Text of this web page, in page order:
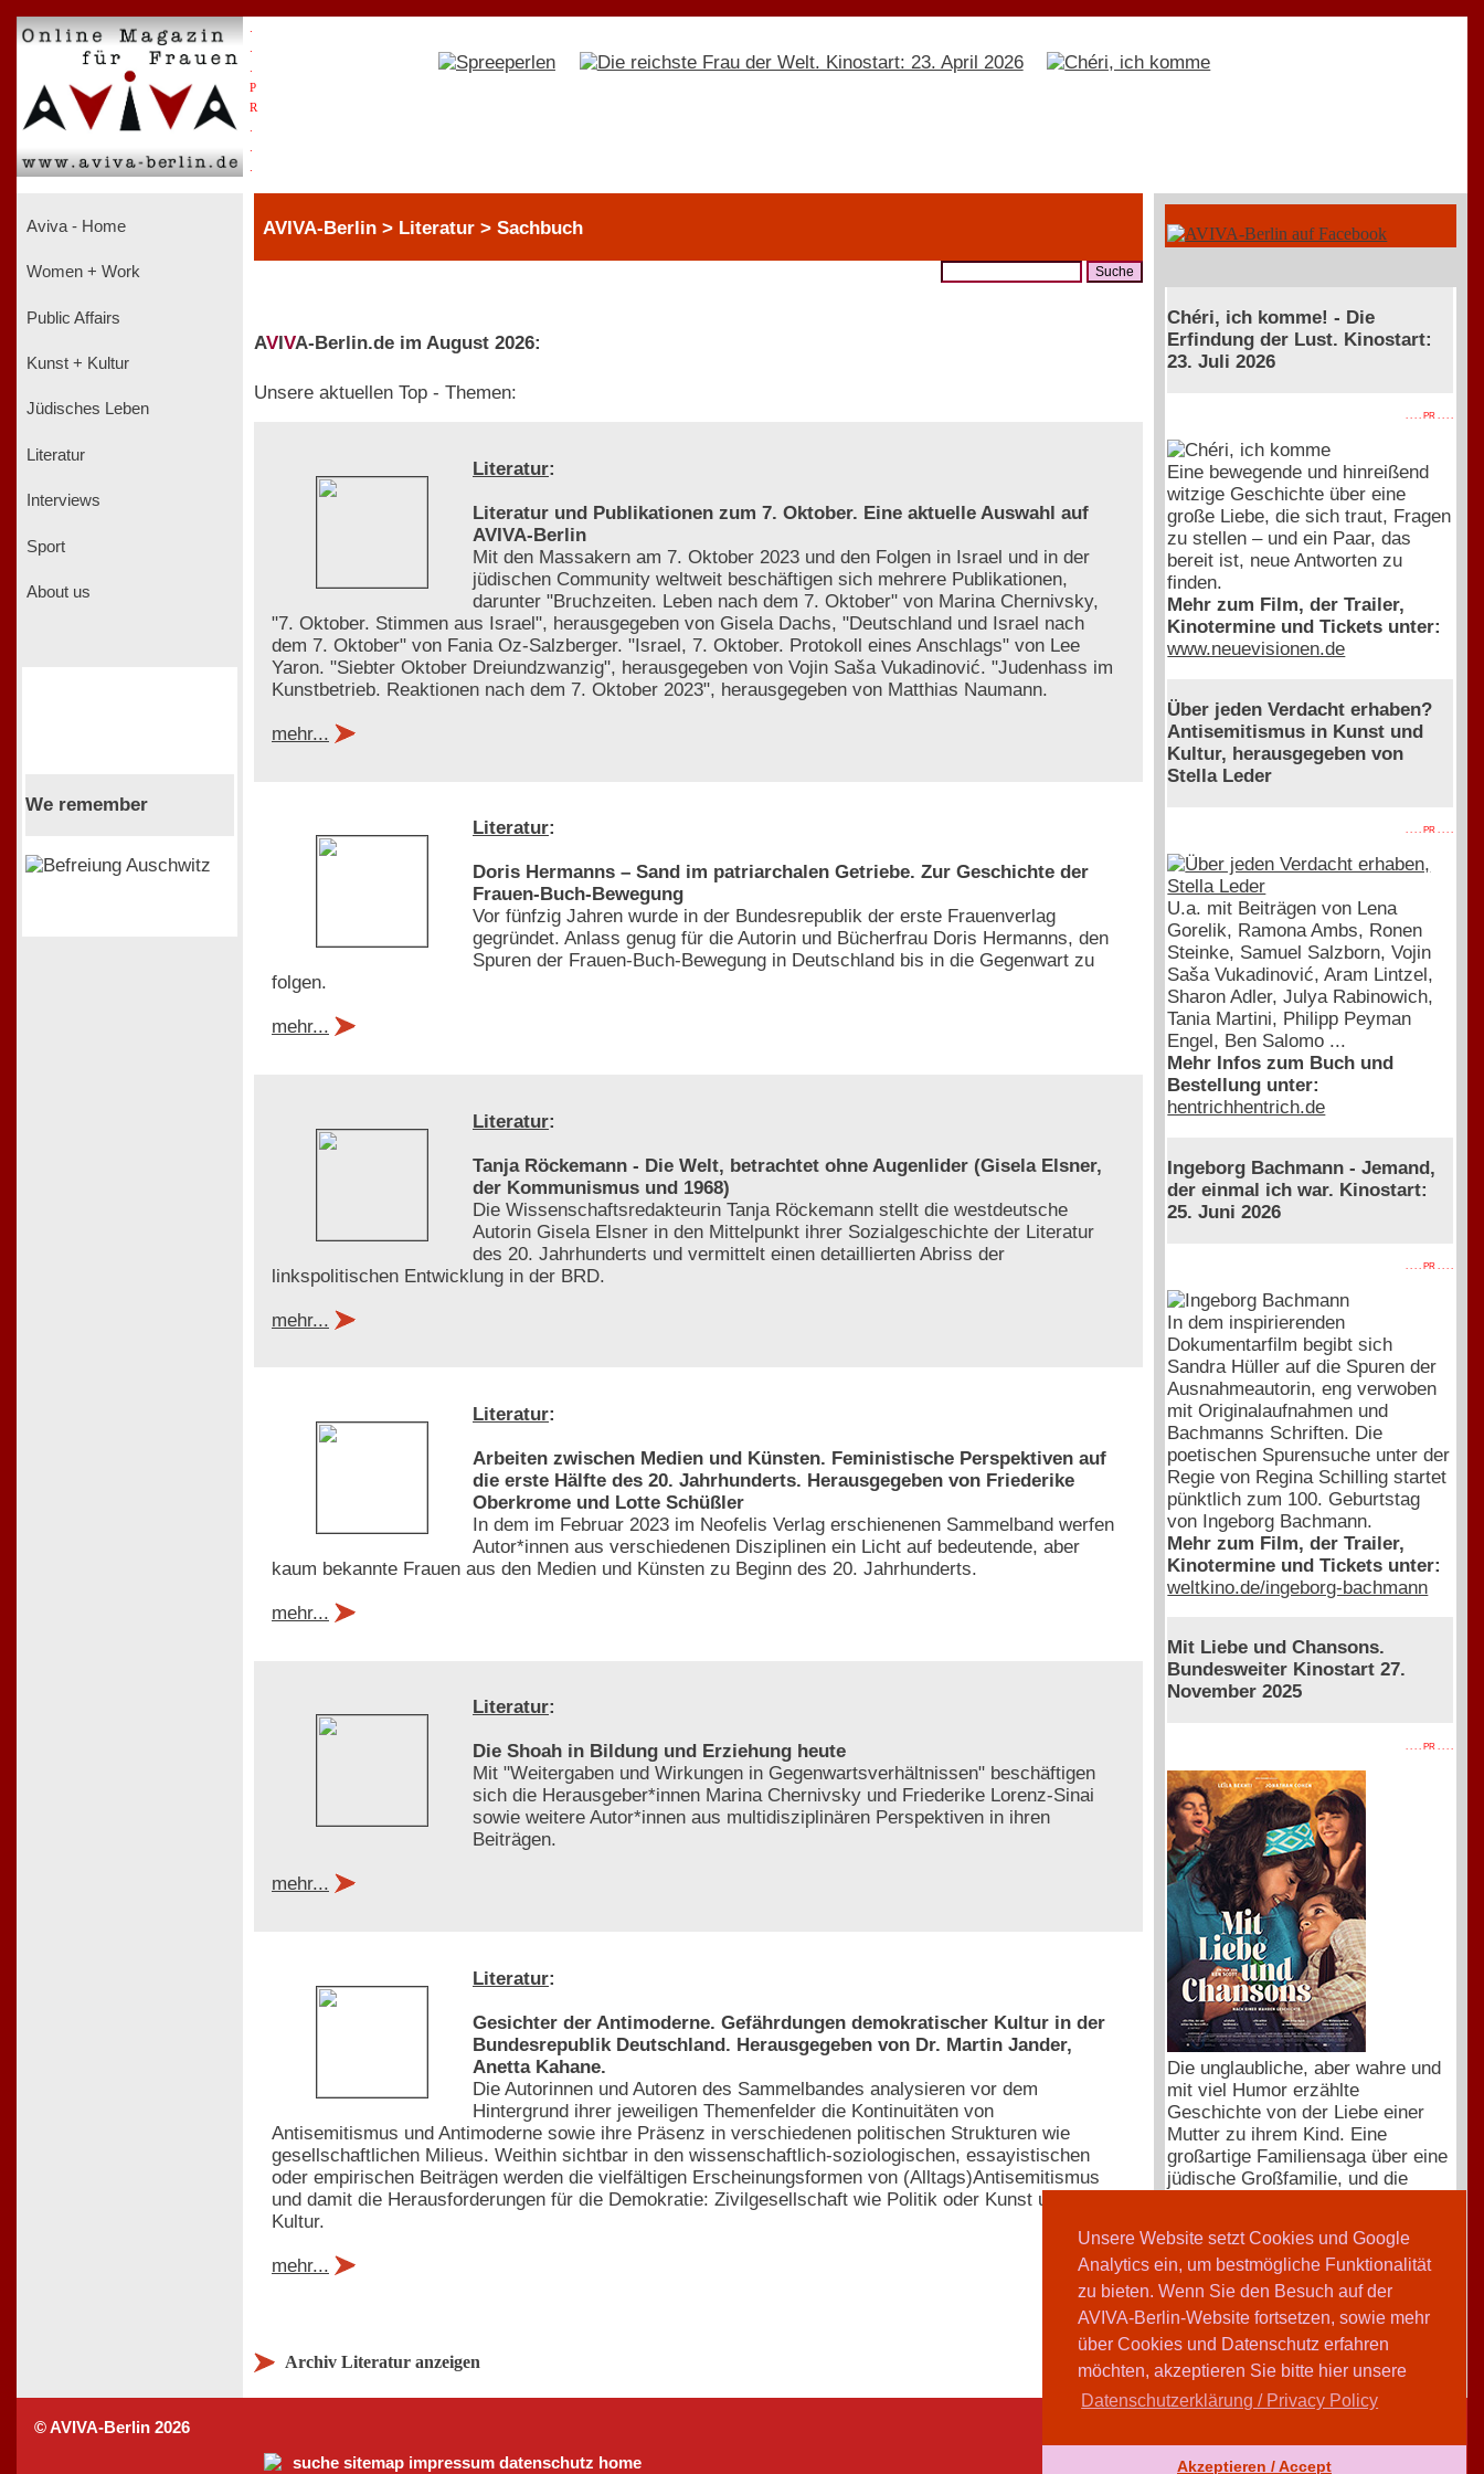
Unsere Website setzt Cookies und Google
Analytics ein, um bestmögliche Funktionalität
zu bieten. Wenn Sie den Besuch auf der
AVIVA-Berlin-Website fortsetzen, sowie mehr
über Cookies und Datenschutz erfahren
möchten, akzeptieren Sie bitte hier unsere
Datenschutzerklärung / Privacy Policy
Akzeptieren / Accept
P
R
Aviva - Home
Women + Work
Public Affairs
Kunst + Kultur
Jüdisches Leben
Literatur
Interviews
Sport
About us
We remember
AVIVA-Berlin > Literatur > Sachbuch
AVIVA-Berlin.de im August 2026:
Unsere aktuellen Top - Themen:
Literatur:
Literatur und Publikationen zum 7. Oktober. Eine aktuelle Auswahl auf
AVIVA-Berlin
Mit den Massakern am 7. Oktober 2023 und den Folgen in Israel und in der
jüdischen Community weltweit beschäftigen sich mehrere Publikationen,
darunter "Bruchzeiten. Leben nach dem 7. Oktober" von Marina Chernivsky,
"7. Oktober. Stimmen aus Israel", herausgegeben von Gisela Dachs, "Deutschland und Israel nach
dem 7. Oktober" von Fania Oz-Salzberger. "Israel, 7. Oktober. Protokoll eines Anschlags" von Lee
Yaron. "Siebter Oktober Dreiundzwanzig", herausgegeben von Vojin Saša Vukadinović. "Judenhass im
Kunstbetrieb. Reaktionen nach dem 7. Oktober 2023", herausgegeben von Matthias Naumann.
mehr...
Literatur:
Doris Hermanns – Sand im patriarchalen Getriebe. Zur Geschichte der
Frauen-Buch-Bewegung
Vor fünfzig Jahren wurde in der Bundesrepublik der erste Frauenverlag
gegründet. Anlass genug für die Autorin und Bücherfrau Doris Hermanns, den
Spuren der Frauen-Buch-Bewegung in Deutschland bis in die Gegenwart zu
folgen.
mehr...
Literatur:
Tanja Röckemann - Die Welt, betrachtet ohne Augenlider (Gisela Elsner,
der Kommunismus und 1968)
Die Wissenschaftsredakteurin Tanja Röckemann stellt die westdeutsche
Autorin Gisela Elsner in den Mittelpunkt ihrer Sozialgeschichte der Literatur
des 20. Jahrhunderts und vermittelt einen detaillierten Abriss der
linkspolitischen Entwicklung in der BRD.
mehr...
Literatur:
Arbeiten zwischen Medien und Künsten. Feministische Perspektiven auf
die erste Hälfte des 20. Jahrhunderts. Herausgegeben von Friederike
Oberkrome und Lotte Schüßler
In dem im Februar 2023 im Neofelis Verlag erschienenen Sammelband werfen
Autor*innen aus verschiedenen Disziplinen ein Licht auf bedeutende, aber
kaum bekannte Frauen aus den Medien und Künsten zu Beginn des 20. Jahrhunderts.
mehr...
Literatur:
Die Shoah in Bildung und Erziehung heute
Mit "Weitergaben und Wirkungen in Gegenwartsverhältnissen" beschäftigen
sich die Herausgeber*innen Marina Chernivsky und Friederike Lorenz-Sinai
sowie weitere Autor*innen aus multidisziplinären Perspektiven in ihren
Beiträgen.
mehr...
Literatur:
Gesichter der Antimoderne. Gefährdungen demokratischer Kultur in der
Bundesrepublik Deutschland. Herausgegeben von Dr. Martin Jander,
Anetta Kahane.
Die Autorinnen und Autoren des Sammelbandes analysieren vor dem
Hintergrund ihrer jeweiligen Themenfelder die Kontinuitäten von
Antisemitismus und Antimoderne sowie ihre Präsenz in verschiedenen politischen Strukturen wie
gesellschaftlichen Milieus. Weithin sichtbar in den wissenschaftlich-soziologischen, essayistischen
oder empirischen Beiträgen werden die vielfältigen Erscheinungsformen von (Alltags)Antisemitismus
und damit die Herausforderungen für die Demokratie: Zivilgesellschaft wie Politik oder Kunst und
Kultur.
mehr...
Archiv Literatur anzeigen
Chéri, ich komme! - Die
Erfindung der Lust. Kinostart:
23. Juli 2026
. . . . PR . . . .
Eine bewegende und hinreißend
witzige Geschichte über eine
große Liebe, die sich traut, Fragen
zu stellen – und ein Paar, das
bereit ist, neue Antworten zu
finden.
Mehr zum Film, der Trailer,
Kinotermine und Tickets unter:
www.neuevisionen.de
Über jeden Verdacht erhaben?
Antisemitismus in Kunst und
Kultur, herausgegeben von
Stella Leder
. . . . PR . . . .
U.a. mit Beiträgen von Lena
Gorelik, Ramona Ambs, Ronen
Steinke, Samuel Salzborn, Vojin
Saša Vukadinović, Aram Lintzel,
Sharon Adler, Julya Rabinowich,
Tania Martini, Philipp Peyman
Engel, Ben Salomo ...
Mehr Infos zum Buch und
Bestellung unter:
hentrichhentrich.de
Ingeborg Bachmann - Jemand,
der einmal ich war. Kinostart:
25. Juni 2026
. . . . PR . . . .
In dem inspirierenden
Dokumentarfilm begibt sich
Sandra Hüller auf die Spuren der
Ausnahmeautorin, eng verwoben
mit Originalaufnahmen und
Bachmanns Schriften. Die
poetischen Spurensuche unter der
Regie von Regina Schilling startet
pünktlich zum 100. Geburtstag
von Ingeborg Bachmann.
Mehr zum Film, der Trailer,
Kinotermine und Tickets unter:
weltkino.de/ingeborg-bachmann
Mit Liebe und Chansons.
Bundesweiter Kinostart 27.
November 2025
. . . . PR . . . .
Die unglaubliche, aber wahre und
mit viel Humor erzählte
Geschichte von der Liebe einer
Mutter zu ihrem Kind. Eine
großartige Familiensaga über eine
jüdische Großfamilie, und die
Mehr zum Film, der Trailer,
Kinotermine und Tickets unter:
www.neuevisionen.de/de/filme/mit-
liebe-und-chansons
© AVIVA-Berlin 2026
suche sitemap impressum datenschutz home